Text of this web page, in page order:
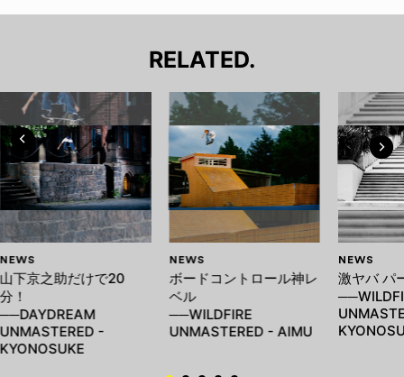
RELATED.
NEWS
山下京之助だけで20
分！
──DAYDREAM
UNMASTERED -
KYONOSUKE
NEWS
ボードコントロール神レ
ベル
──WILDFIRE
UNMASTERED - AIMU
NEWS
激ヤバ パ